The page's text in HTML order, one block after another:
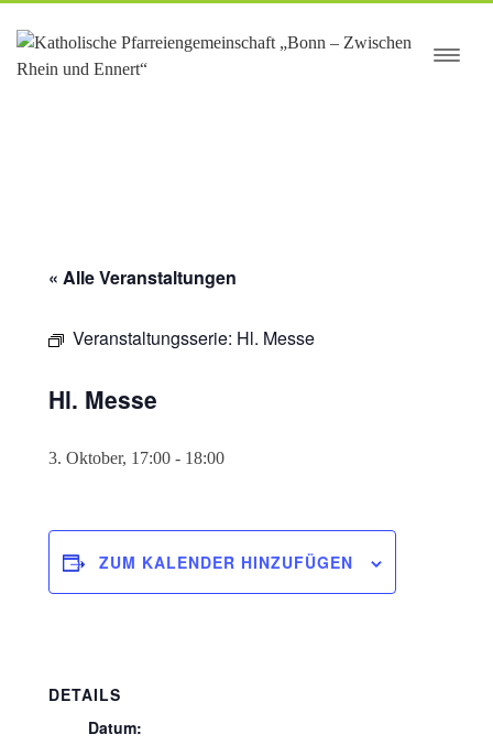
springen
« Alle Veranstaltungen
Veranstaltungsserie: Hl. Messe
Hl. Messe
3. Oktober, 17:00 - 18:00
ZUM KALENDER HINZUFÜGEN
DETAILS
Datum: